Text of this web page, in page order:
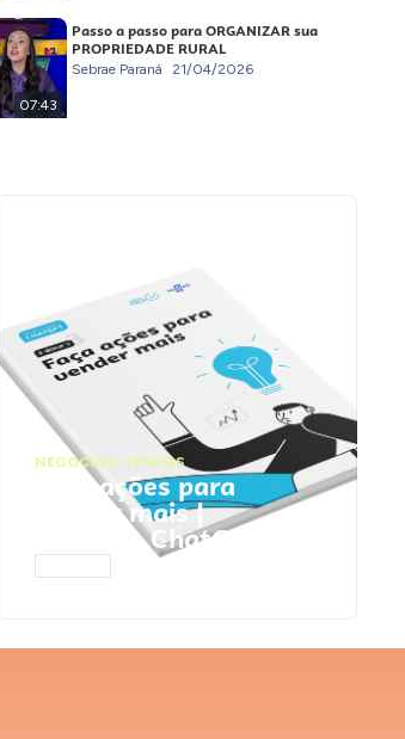
07:43
Passo a passo para ORGANIZAR sua
PROPRIEDADE RURAL
Sebrae Paraná 21/04/2026
NEGÓCIOS, VENDAS
Faça ações para
vender mais |
Prompts ChatGPT